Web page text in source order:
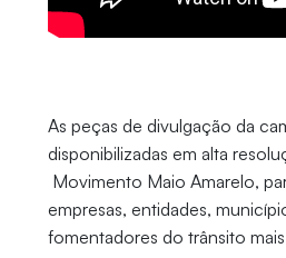
As peças de divulgação da
disponibilizadas em alta
Movimento Maio Amarelo,
empresas, entidades,
fomentadores do trânsito